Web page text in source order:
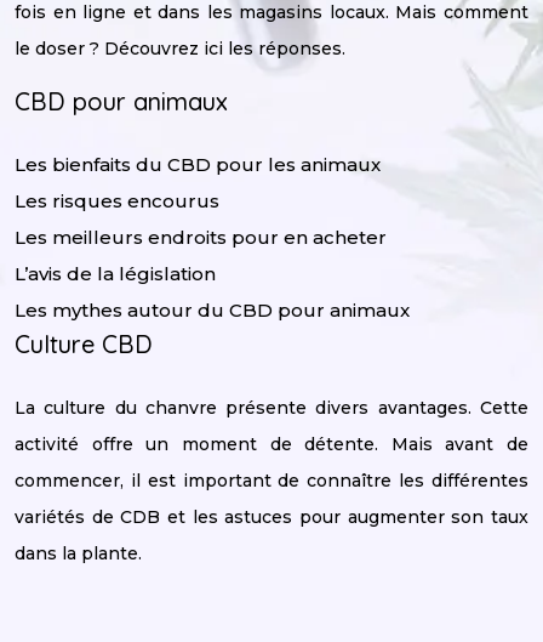
fois en ligne et dans les magasins locaux. Mais comment
le doser ? Découvrez ici les réponses.
CBD pour animaux
Les bienfaits du CBD pour les animaux
Les risques encourus
Les meilleurs endroits pour en acheter
L’avis de la législation
Les mythes autour du CBD pour animaux
Culture CBD
La culture du chanvre présente divers avantages. Cette
activité offre un moment de détente. Mais avant de
commencer, il est important de connaître les différentes
variétés de CDB et les astuces pour augmenter son taux
dans la plante.